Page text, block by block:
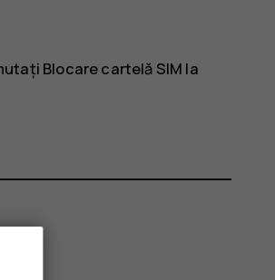
Blocare cartelă SIM la